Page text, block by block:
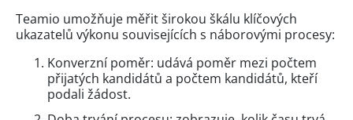
Teamio umožňuje měřit širokou škálu klíčových
ukazatelů výkonu souvisejících s náborovými procesy:
Konverzní poměr: udává poměr mezi počtem
přijatých kandidátů a počtem kandidátů, kteří
podali žádost.